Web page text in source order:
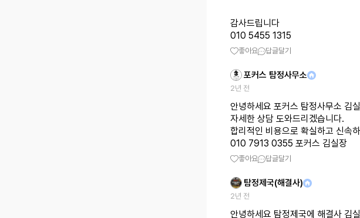
감사드립니다
010 5455 1315
좋아요 답글달기
포커스 탐정사무소
2년 전
안녕하세요 포커스 탐정사무소 김
자세한 상담 도와드리겠습니다.
합리적인 비용으로 확실하고 신속
010 7913 0355 포커스 김실장
좋아요 답글달기
탐정제국(해결사)
2년 전
안녕하세요 탐정제국에 해결사 김